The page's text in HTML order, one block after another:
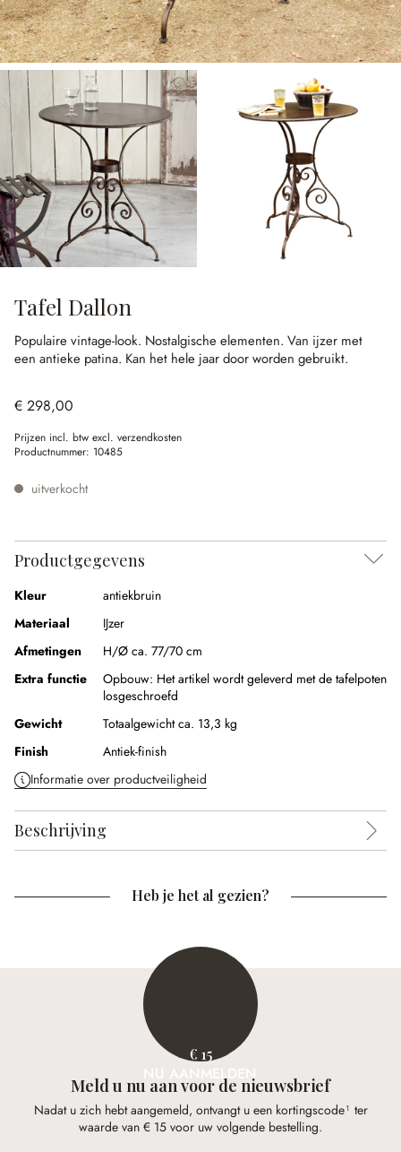
Tafel Dallon
Populaire vintage-look. Nostalgische elementen. Van ijzer met
een antieke patina. Kan het hele jaar door worden gebruikt.
€ 298,00
Prijzen incl. btw excl. verzendkosten
Productnummer: 10485
uitverkocht
Productgegevens
Kleur
antiekbruin
Materiaal
IJzer
Afmetingen
H/Ø ca. 77/70 cm
Extra functie
Opbouw: Het artikel wordt geleverd met de tafelpoten
losgeschroefd
Gewicht
Totaalgewicht ca. 13,3 kg
Finish
Antiek-finish
Informatie over productveiligheid
Beschrijving
Heb je het al gezien?
€ 15
NU AANMELDEN
Meld u nu aan voor de nieuwsbrief
Nadat u zich hebt aangemeld, ontvangt u een kortingscode¹ ter
waarde van € 15 voor uw volgende bestelling.